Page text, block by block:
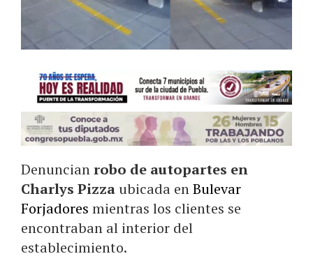
Denuncianrobo de autopartes en
Charlys Pizza ubicada enBulevar
Forjadores mientras los clientes se
encontraban al interior del
establecimiento.